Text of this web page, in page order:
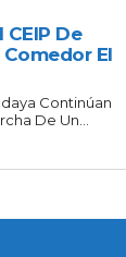
CEIP De
El
Continúan
De Un...